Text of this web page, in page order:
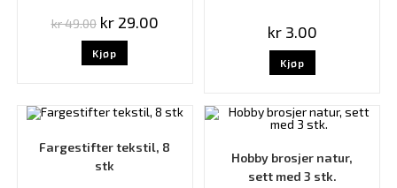
kr49.00 kr29.00
Kjøp
kr3.00
Kjøp
Fargestifter tekstil, 8
stk
Hobby brosjer natur,
sett med 3 stk.